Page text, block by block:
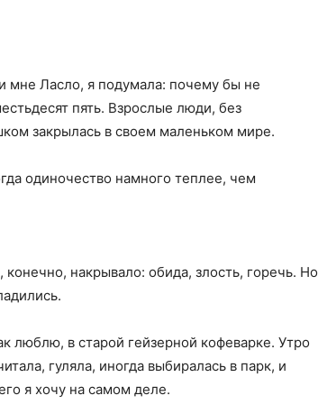
мне Ласло, я подумала: почему бы не
пять. Взрослые люди, без
закрылась в своем маленьком мире.
одиночество намного теплее, чем
накрывало: обида, злость, горечь. Но
люблю, в старой гейзерной кофеварке. Утро
гуляла, иногда выбиралась в парк, и
я хочу на самом деле.